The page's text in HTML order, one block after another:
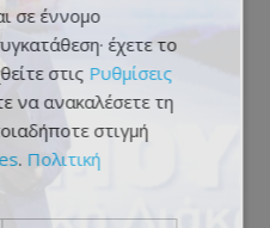
σε έννομο
έχετε το
στις Ρυθμίσεις
να ανακαλέσετε τη
στιγμή
. Πολιτική